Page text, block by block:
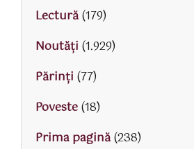
Lectură(179)
Noutăți (1.929)
Părinţi (77)
Poveste(18)
Prima pagină(238)